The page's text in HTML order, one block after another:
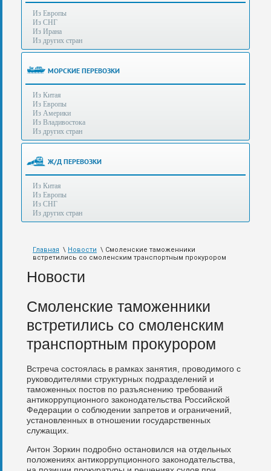
(Без
выходных
8:00
до
21:30)
Таможенное
оформление
грузов
аэропортах
Москвы
Шереметьево,
Внуково,
также
авиа,
железной
дороге.
Из Европы
Из СНГ
Из Ирана
Из других стран
МОРСКИЕ ПЕРЕВОЗКИ
Из Китая
Из Европы
Из Америки
Из Владивостока
Из других стран
Ж/Д ПЕРЕВОЗКИ
Из Китая
Из Европы
Из СНГ
Из других стран
Главная \ Новости \ Смоленские таможенники
встретились со смоленским транспортным прокурором
Новости
Смоленские таможенники
встретились со смоленским
транспортным прокурором
Встреча состоялась в рамках занятия, проводимого с
руководителями структурных подразделений и
таможенных постов по разъяснению требований
антикоррупционного законодательства Российской
Федерации о соблюдении запретов и ограничений,
установленных в отношении государственных
служащих.
Антон Зоркин подробно остановился на отдельных
положениях антикоррупционного законодательства,